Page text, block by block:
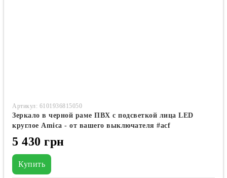
Артикул: 6101936815050
Зеркало в черной раме ПВХ с подсветкой лица LED
круглое Amica - от вашего выключателя #acf
5 430 грн
Купить